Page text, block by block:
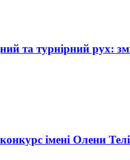
та турнірний рух:
імені Олени